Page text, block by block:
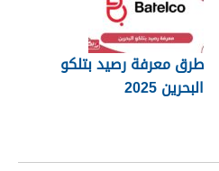
طرق معرفة رصيد بتلكو
البحرين 2025